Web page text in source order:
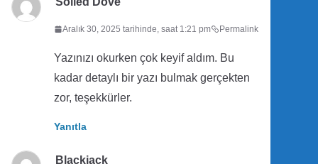
Aralık 30, 2025 tarihinde, saat 1:21 pm Permalink
Yazınızı okurken çok keyif aldım. Bu
kadar detaylı bir yazı bulmak gerçekten
zor, teşekkürler.
Yanıtla
Blackjack